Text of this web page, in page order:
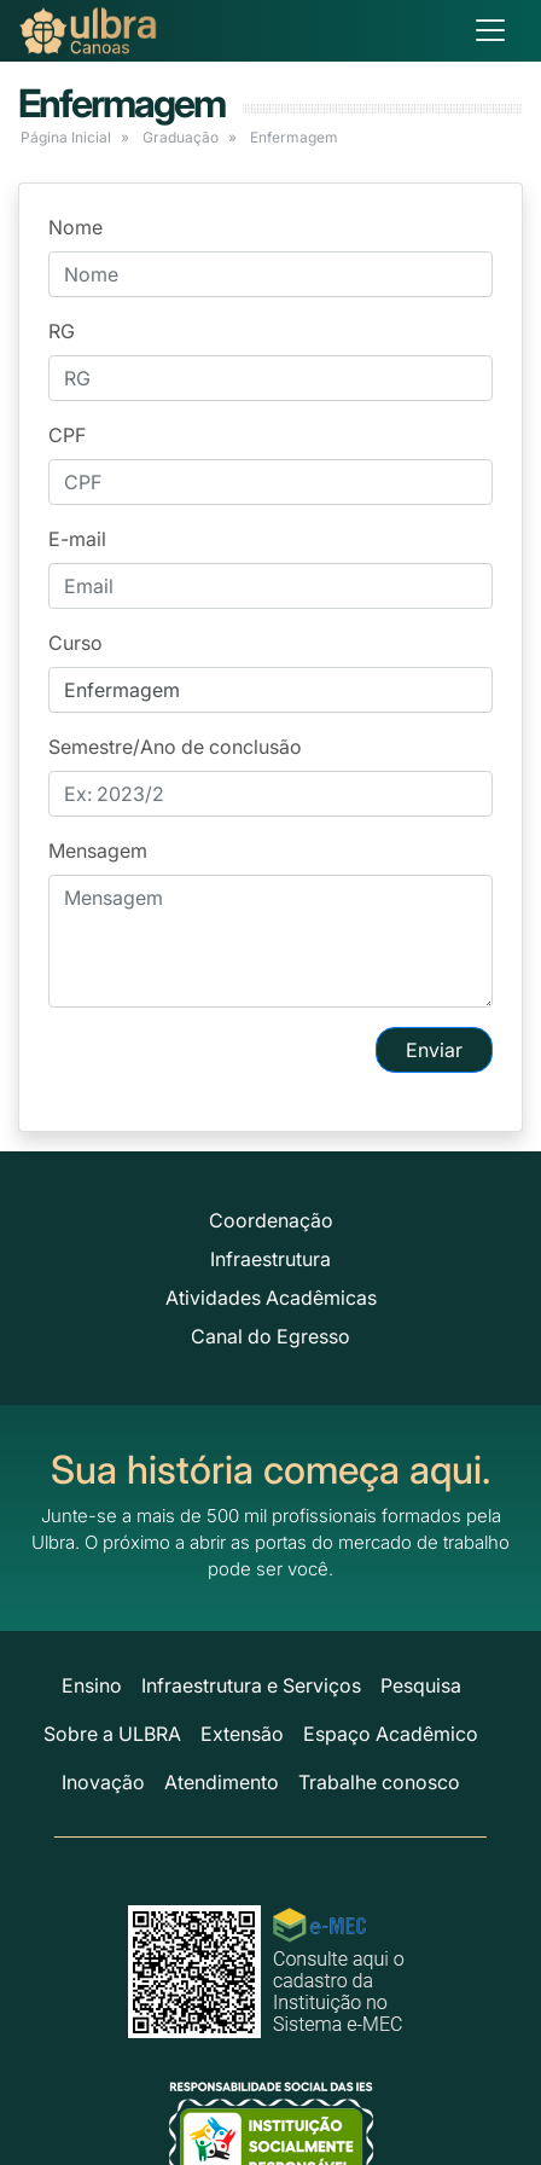
Enfermagem
Página Inicial Graduação Enfermagem
Nome
RG
CPF
E-mail
Curso
Semestre/Ano de conclusão
Mensagem
Enviar
Coordenação
Infraestrutura
Atividades Acadêmicas
Canal do Egresso
Sua história começa aqui.
Junte-se a mais de 500 mil profissionais formados pela
Ulbra. O próximo a abrir as portas do mercado de trabalho
pode ser você.
Ensino Infraestrutura e Serviços
Pesquisa
Sobre a ULBRA
Extensão
Espaço Acadêmico
Inovação
Atendimento Trabalhe conosco